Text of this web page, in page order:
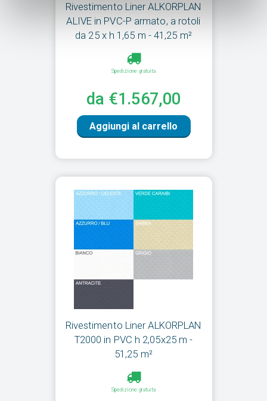
Rivestimento Liner ALKORPLAN
ALIVE in PVC-P armato, a rotoli
da 25 x h 1,65 m - 41,25 m²
Spedizione gratuita
da €1.567,00
Aggiungi al carrello
Rivestimento Liner ALKORPLAN
T2000 in PVC h 2,05x25 m -
51,25 m²
Spedizione gratuita